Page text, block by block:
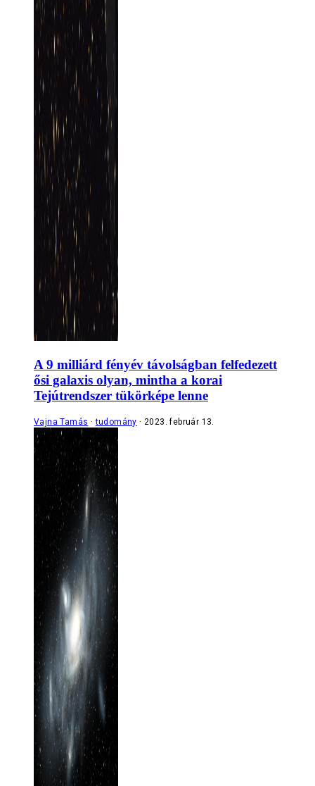
A 9 milliárd fényév távolságban felfedezett
ősi galaxis olyan, mintha a korai
Tejútrendszer tükörképe lenne
Vajna Tamás tudomány 2023. február 13.